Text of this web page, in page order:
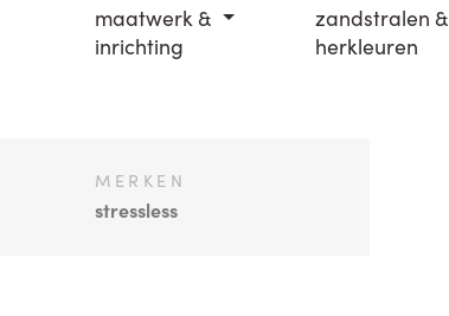
maatwerk &
inrichting
zandstralen &
herkleuren
MERKEN
stressless